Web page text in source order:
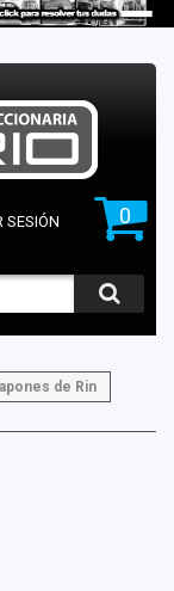
0
SESIÓN
de Rin